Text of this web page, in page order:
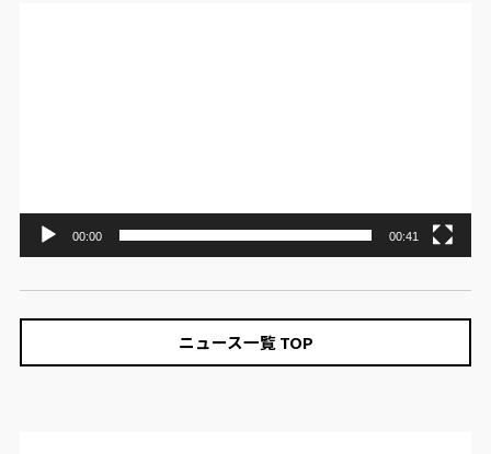
00:00 00:41
ニュース一覧 TOP